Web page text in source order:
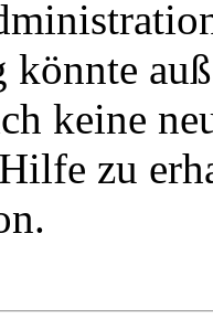
könnte
keine
zu